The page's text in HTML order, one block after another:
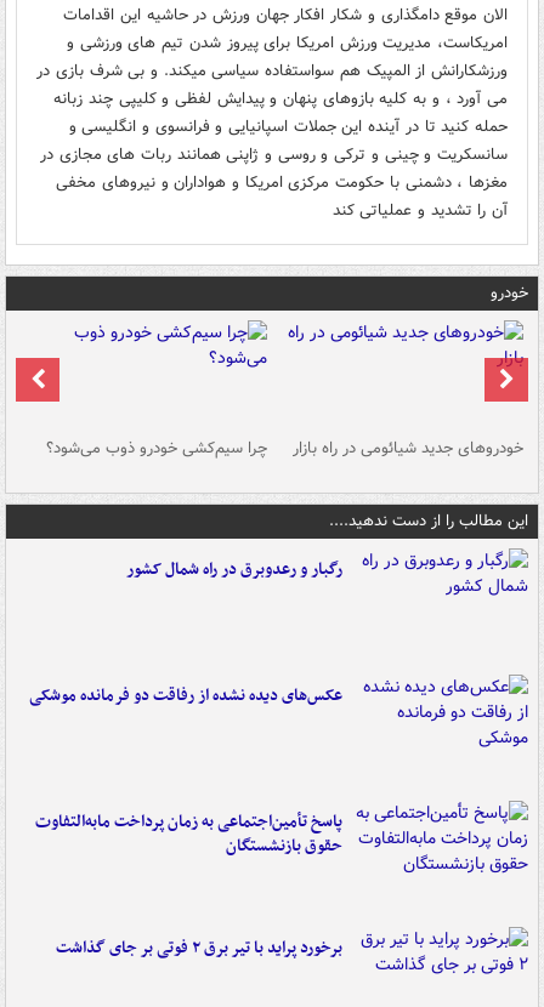
الان موقع دامگذاری و شکار افکار جهان ورزش در حاشیه این اقدامات
امریکاست، مدیریت ورزش امریکا برای پیروز شدن تیم های ورزشی و
ورزشکارانش از المپیک هم سواستفاده سیاسی میکند. و بی شرف بازی در
می آورد ، و به کلیه بازوهای پنهان و پیدایش لفظی و کلیپی چند زبانه
حمله کنید تا در آینده این جملات اسپانیایی و فرانسوی و انگلیسی و
سانسکریت و چینی و ترکی و روسی و ژاپنی همانند ربات های مجازی در
مغزها ، دشمنی با حکومت مرکزی امریکا و هواداران و نیروهای مخفی
آن را تشدید و عملیاتی کند
خودرو
خودروهای جدید شیائومی در راه بازار چرا سیم‌کشی خودرو ذوب می‌شود؟
این مطالب را از دست ندهید....
رگبار و رعدوبرق در راه شمال کشور
عکس‌های دیده نشده از رفاقت دو فرمانده‌ موشکی
پاسخ تأمین‌اجتماعی به زمان پرداخت مابه‌التفاوت
حقوق بازنشستگان
برخورد پراید با تیر برق ۲ فوتی بر جای گذاشت